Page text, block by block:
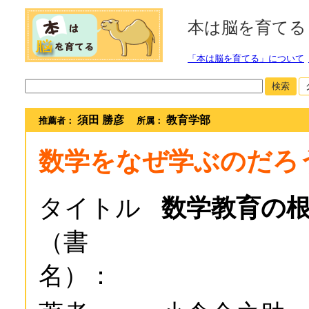
本は脳を育て
「本は脳を育てる」について
検索
推薦者： 須田 勝彦 所属： 教育学部
数学をなぜ学ぶのだろ
タイトル
（書
名）：
数学教育の